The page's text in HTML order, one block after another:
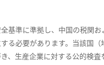
基準に準拠し、中国の税関お
る必要があります。当該国（
き、生産企業に対する公的検査